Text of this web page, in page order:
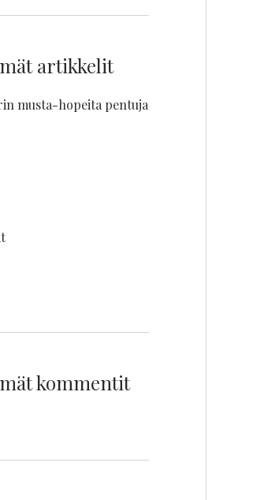
artikkelit
musta-hopeita pentuja
kommentit